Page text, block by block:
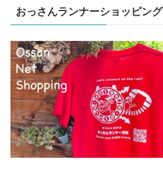
おっさんランナーショッピング